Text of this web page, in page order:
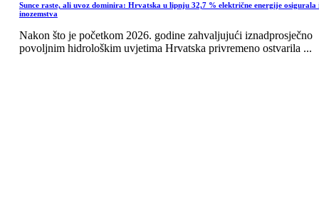
Sunce raste, ali uvoz dominira: Hrvatska u lipnju 32,7 % električne energije osigurala
inozemstva
Nakon što je početkom 2026. godine zahvaljujući iznadprosječno
povoljnim hidrološkim uvjetima Hrvatska privremeno ostvarila ...